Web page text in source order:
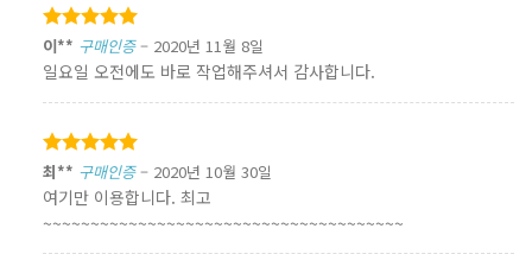
5 중에서
5로 평가됨
이** 구매인증 – 2020년 11월 8일
일요일 오전에도 바로 작업해주셔서 감사합니다.
5 중에서
5로 평가됨
최** 구매인증 – 2020년 10월 30일
여기만 이용합니다. 최고
~~~~~~~~~~~~~~~~~~~~~~~~~~~~~~~~~~~~~~